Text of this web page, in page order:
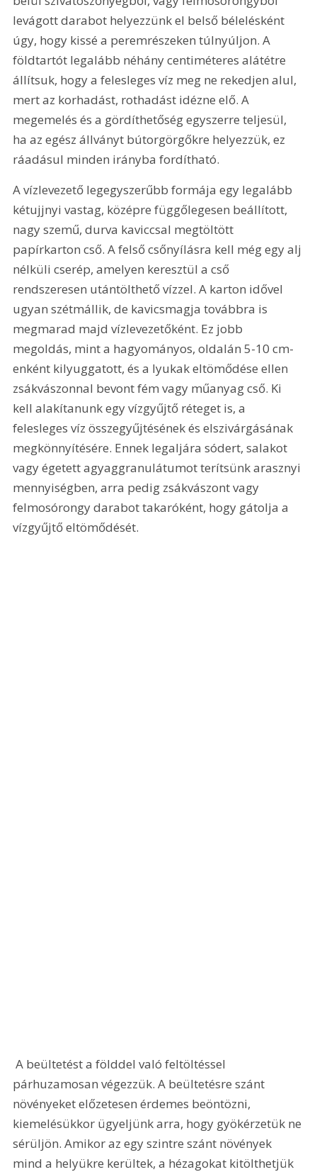
levágott darabot helyezzünk el belső bélelésként
úgy, hogy kissé a peremrészeken túlnyúljon. A
földtartót legalább néhány centiméteres alátétre
állítsuk, hogy a felesleges víz meg ne rekedjen alul,
mert az korhadást, rothadást idézne elő. A
megemelés és a gördíthetőség egyszerre teljesül,
ha az egész állványt bútorgörgőkre helyezzük, ez
ráadásul minden irányba fordítható.
A vízlevezető legegyszerűbb formája egy legalább
kétujjnyi vastag, középre függőlegesen beállított,
nagy szemű, durva kaviccsal megtöltött
papírkarton cső. A felső csőnyílásra kell még egy alj
nélküli cserép, amelyen keresztül a cső
rendszeresen utántölthető vízzel. A karton idővel
ugyan szétmállik, de kavicsmagja továbbra is
megmarad majd vízlevezetőként. Ez jobb
megoldás, mint a hagyományos, oldalán 5-10 cm-
enként kilyuggatott, és a lyukak eltömődése ellen
zsákvászonnal bevont fém vagy műanyag cső. Ki
kell alakítanunk egy vízgyűjtő réteget is, a
felesleges víz összegyűjtésének és elszivárgásának
megkönnyítésére. Ennek legaljára sódert, salakot
vagy égetett agyaggranulátumot terítsünk arasznyi
mennyiségben, arra pedig zsákvászont vagy
felmosórongy darabot takaróként, hogy gátolja a
vízgyűjtő eltömődését.
A beültetést a földdel való feltöltéssel
párhuzamosan végezzük. A beültetésre szánt
növényeket előzetesen érdemes beöntözni,
kiemelésükkor ügyeljünk arra, hogy gyökérzetük ne
sérüljön. Amikor az egy szintre szánt növények
mind a helyükre kerültek, a hézagokat kitölthetjük